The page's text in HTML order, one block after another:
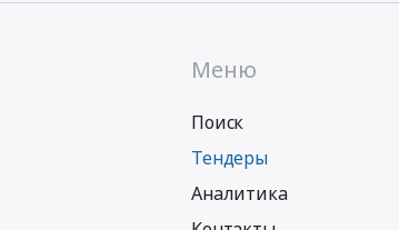
Меню
Поиск
Тендеры
Аналитика